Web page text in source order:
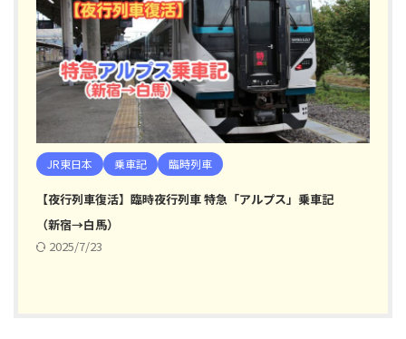
JR東日本 乗車記 臨時列車
【夜行列車復活】臨時夜行列車 特急「アルプス」乗車記
（新宿→白馬）
2025/7/23